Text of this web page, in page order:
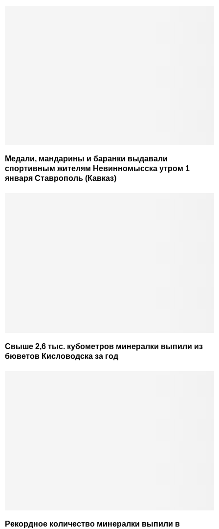
Медали, мандарины и баранки выдавали
спортивным жителям Невинномысска утром 1
января Ставрополь (Кавказ)
Свыше 2,6 тыс. кубометров минералки выпили из
бюветов Кисловодска за год
Рекордное количество минералки выпили в